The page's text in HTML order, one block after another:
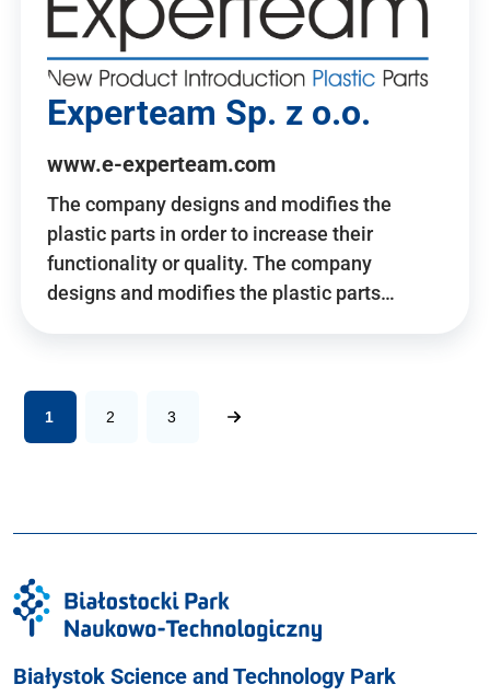
Experteam Sp. z o.o.
www.e-experteam.com
The company designs and modifies the
plastic parts in order to increase their
functionality or quality. The company
designs and modifies the plastic parts…
1 2 3
Białystok Science and Technology Park